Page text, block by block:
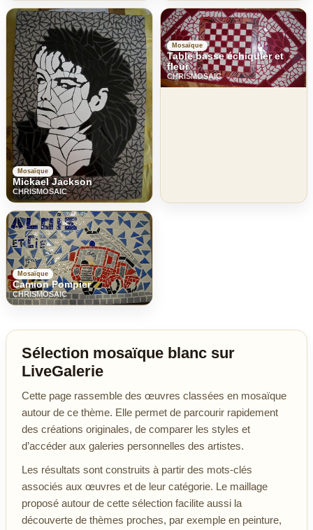
Mosaïque
Mickael Jackson
CHRISMOSAIC
Mosaïque
Table basse échiquier et
fleur
CHRISMOSAIC
Mosaïque
Camion Pompier
CHRISMOSAIC
Sélection mosaïque blanc sur
LiveGalerie
Cette page rassemble des œuvres classées en mosaïque
autour de ce thème. Elle permet de parcourir rapidement
des créations originales, de comparer les styles et
d’accéder aux galeries personnelles des artistes.
Les résultats sont construits à partir des mots-clés
associés aux œuvres et de leur catégorie. Le maillage
proposé autour de cette sélection facilite aussi la
découverte de thèmes proches, par exemple en peinture,